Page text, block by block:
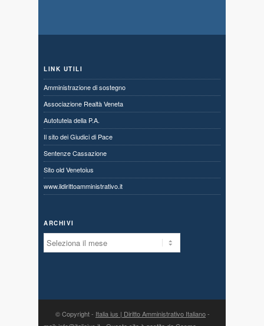
LINK UTILI
Amministrazione di sostegno
Associazione Realtà Veneta
Autotutela della P.A.
Il sito dei Giudici di Pace
Sentenze Cassazione
Sito old Venetoius
www.ildirittoamministrativo.it
ARCHIVI
Archivi
© Copyright - Italia ius | Diritto Amministrativo Italiano-